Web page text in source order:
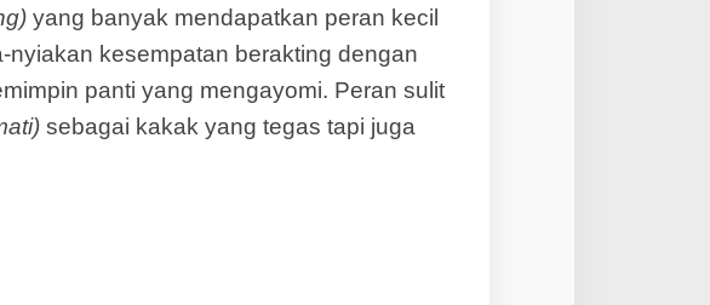
yang banyak mendapatkan peran kecil
nyiakan kesempatan berakting dengan
panti yang mengayomi. Peran sulit
sebagai kakak yang tegas tapi juga